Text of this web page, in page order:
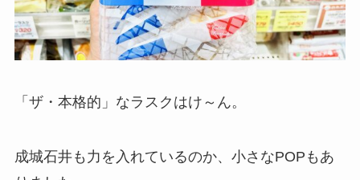
「ザ・本格的」なラスクはけ～ん。
成城石井も力を入れているのか、小さなPOPもあ